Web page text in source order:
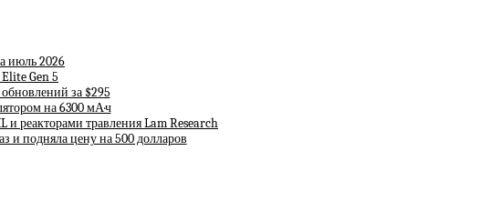
июль 2026
Gen 5
за $295
на 6300 мА·ч
реакторами травления Lam Research
и подняла цену на 500 долларов